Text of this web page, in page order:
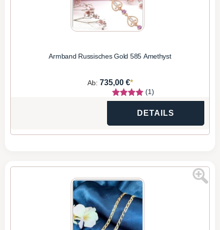
Armband Russisches Gold 585 Amethyst
Ab: 735,00 €*
(1)
DETAILS